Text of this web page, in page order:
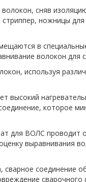
сняв
ножницы для
в
волокон для
используя
высокий
которое
для ВОЛС проводит
выравнивания
сварное соединение
сварочного